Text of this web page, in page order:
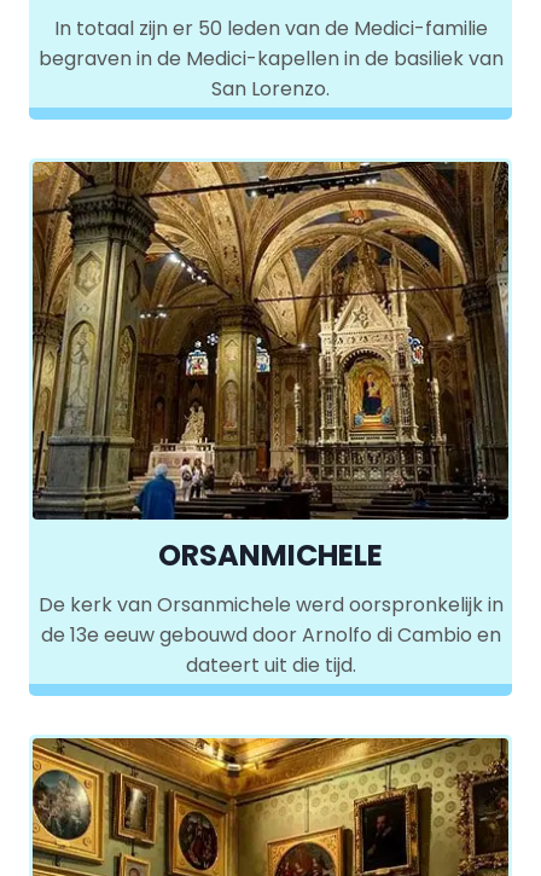
In totaal zijn er 50 leden van de Medici-familie
begraven in de Medici-kapellen in de basiliek van
San Lorenzo.
ORSANMICHELE
De kerk van Orsanmichele werd oorspronkelijk in
de 13e eeuw gebouwd door Arnolfo di Cambio en
dateert uit die tijd.